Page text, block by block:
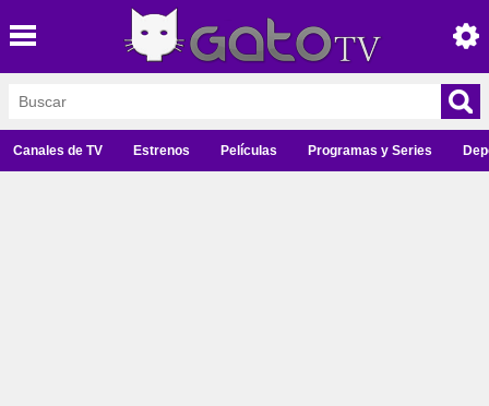
Canales de TV Estrenos Películas Programas y Series